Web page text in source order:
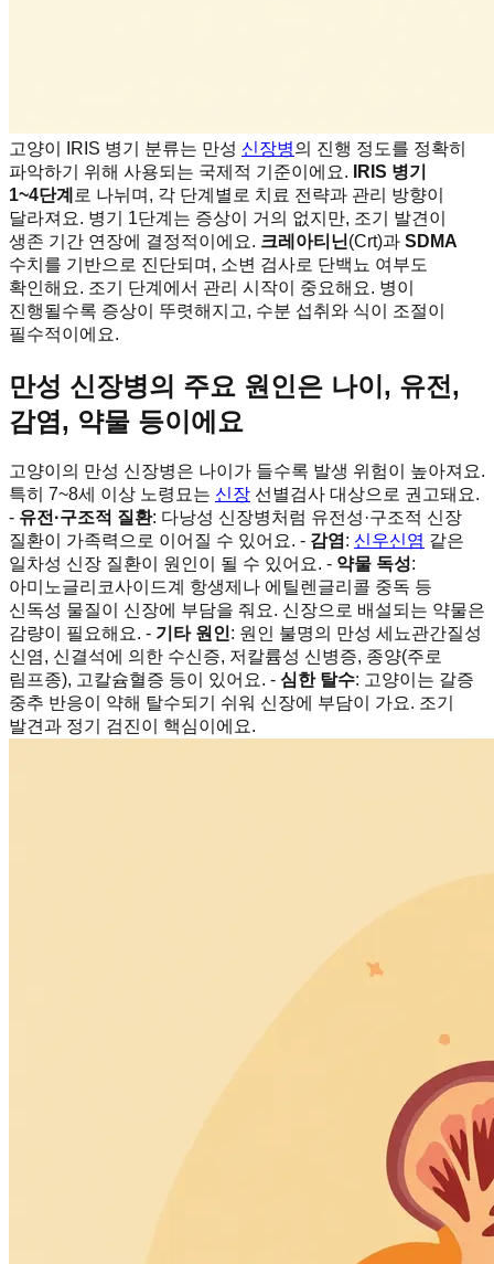
고양이 IRIS 병기 분류는 만성 신장병의 진행 정도를 정확히
파악하기 위해 사용되는 국제적 기준이에요.
IRIS 병기
1~4단계 로 나뉘며, 각 단계별로 치료 전략과 관리 방향이
달라져요. 병기 1단계는 증상이 거의 없지만, 조기 발견이
생존 기간 연장에 결정적이에요. 크레아티닌(Crt)과 SDMA
수치를 기반으로 진단되며, 소변 검사로 단백뇨 여부도
확인해요. 조기 단계에서 관리 시작이 중요해요. 병이
진행될수록 증상이 뚜렷해지고, 수분 섭취와 식이 조절이
필수적이에요.
만성 신장병의 주요 원인은 나이, 유전,
감염, 약물 등이에요
고양이의 만성 신장병은 나이가 들수록 발생 위험이 높아져요.
특히 7~8세 이상 노령묘는 신장 선별검사 대상으로 권고돼요.
- 유전·구조적 질환: 다낭성 신장병처럼 유전성·구조적 신장
질환이 가족력으로 이어질 수 있어요. - 감염: 신우신염 같은
일차성 신장 질환이 원인이 될 수 있어요. - 약물 독성:
아미노글리코사이드계 항생제나 에틸렌글리콜 중독 등
신독성 물질이 신장에 부담을 줘요. 신장으로 배설되는 약물은
감량이 필요해요. - 기타 원인: 원인 불명의 만성 세뇨관간질성
신염, 신결석에 의한 수신증, 저칼륨성 신병증, 종양(주로
림프종), 고칼슘혈증 등이 있어요. - 심한 탈수: 고양이는 갈증
중추 반응이 약해 탈수되기 쉬워 신장에 부담이 가요. 조기
발견과 정기 검진이 핵심이에요.